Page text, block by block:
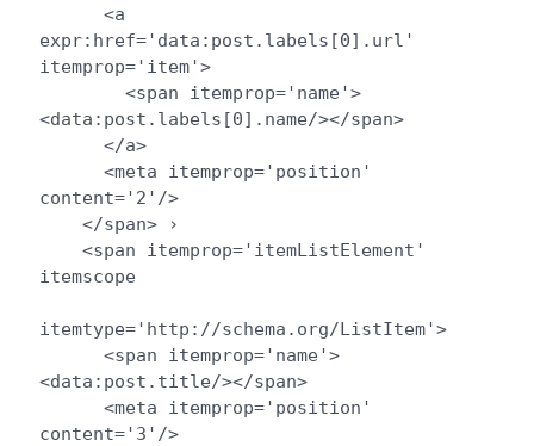
expr:href='data:post.labels[0].url'
itemprop='item'>
<data:post.labels[0].name/></span>
content='2'/>
itemscope
itemtype='http://schema.org/ListItem'>
<data:post.title/></span>
content='3'/>